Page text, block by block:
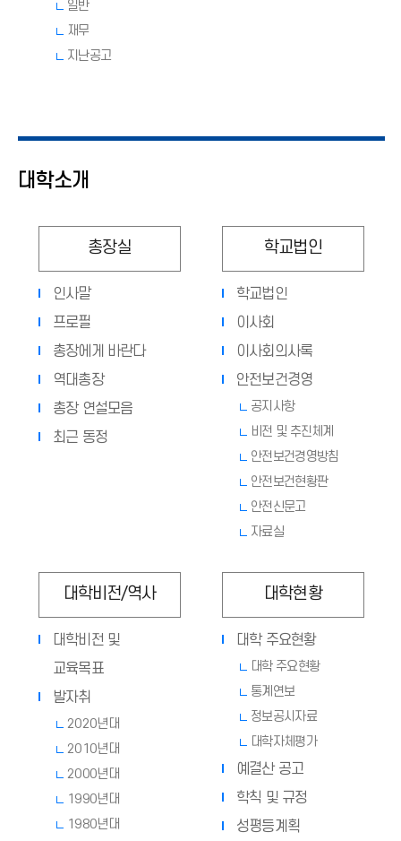
일반
재무
지난공고
대학소개
총장실
인사말
프로필
총장에게 바란다
역대총장
총장 연설모음
최근 동정
학교법인
학교법인
이사회
이사회의사록
안전보건경영
공지사항
비전 및 추진체계
안전보건경영방침
안전보건현황판
안전신문고
자료실
대학비전/역사
대학비전 및
교육목표
발자취
2020년대
2010년대
2000년대
1990년대
1980년대
대학현황
대학 주요현황
대학 주요현황
통계연보
정보공시자료
대학자체평가
예결산 공고
학칙 및 규정
성평등계획